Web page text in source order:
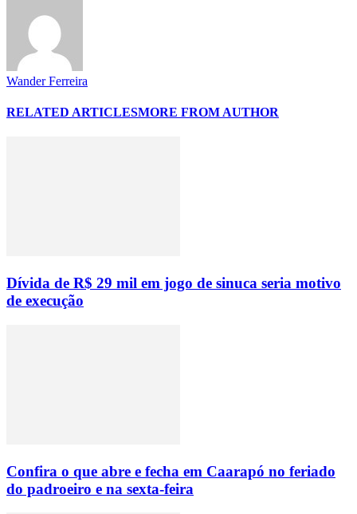
Wander Ferreira
RELATED ARTICLESMORE FROM AUTHOR
Dívida de R$ 29 mil em jogo de sinuca seria motivo
de execução
Confira o que abre e fecha em Caarapó no feriado
do padroeiro e na sexta-feira